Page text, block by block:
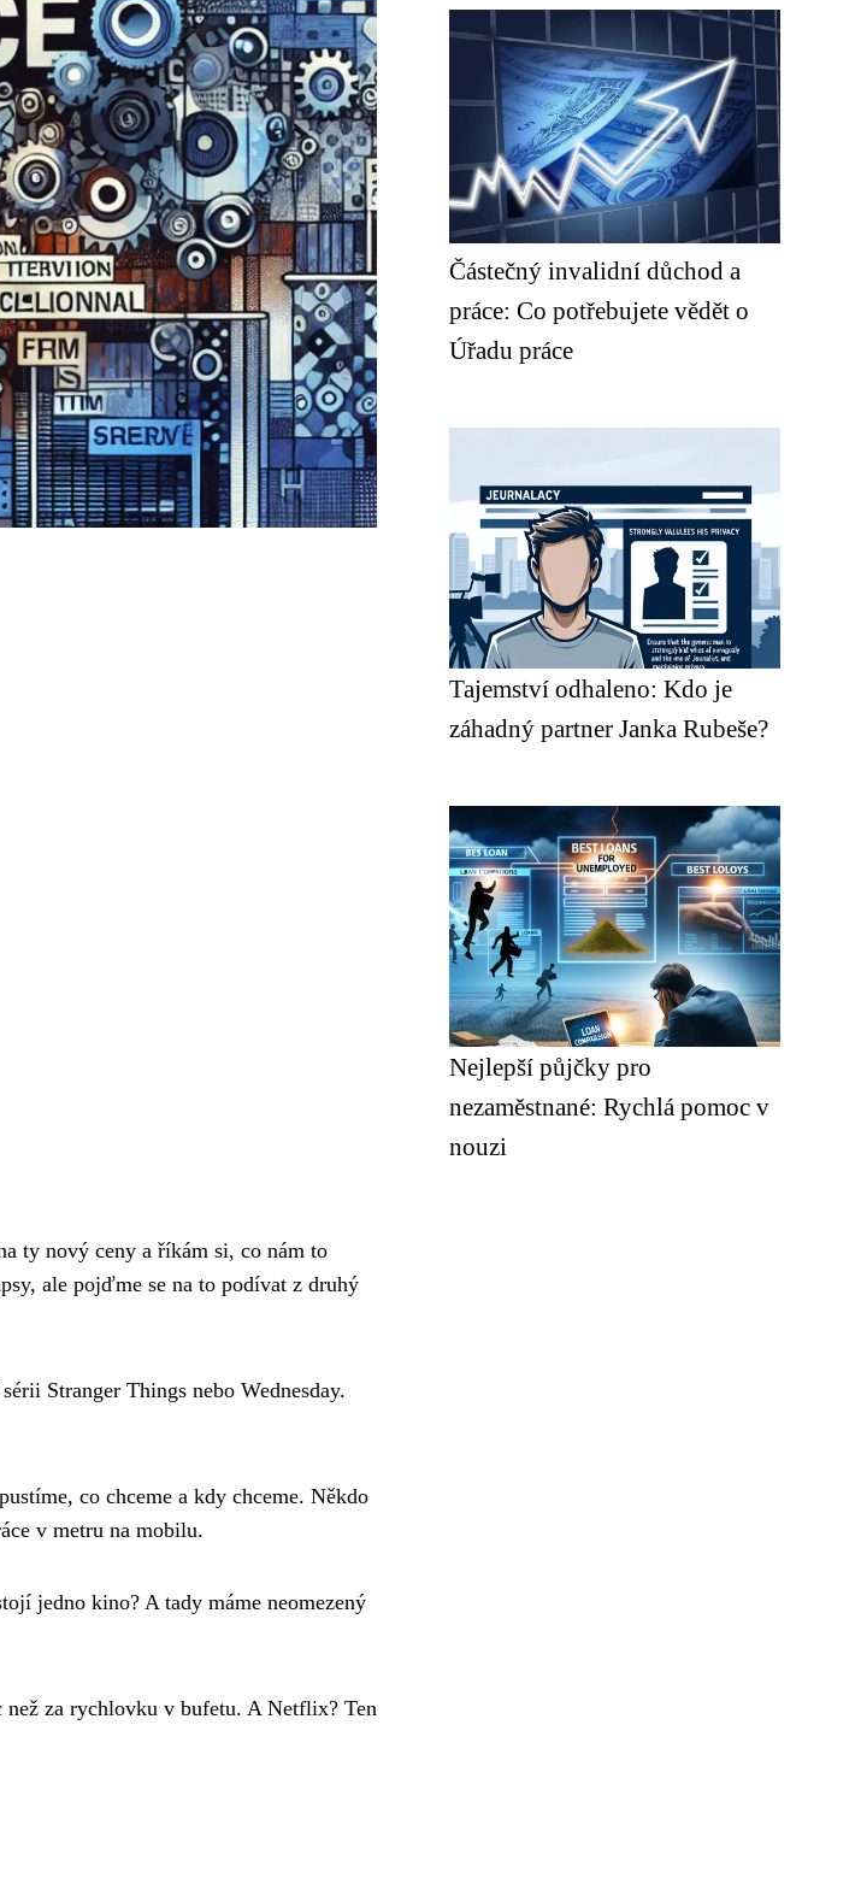
ty nový ceny a říkám si, co nám to
ale pojďme se na to podívat z druhý
Stranger Things nebo Wednesday.
co chceme a kdy chceme. Někdo
v metru na mobilu.
jedno kino? A tady máme neomezený
za rychlovku v bufetu. A Netflix? Ten
Částečný invalidní důchod a
práce: Co potřebujete vědět o
Úřadu práce
Tajemství odhaleno: Kdo je
záhadný partner Janka Rubeše?
Nejlepší půjčky pro
nezaměstnané: Rychlá pomoc v
nouzi